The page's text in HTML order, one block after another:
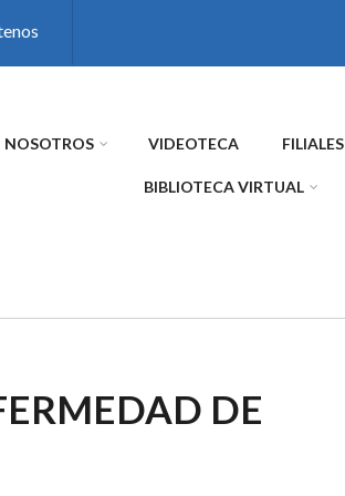
NOSOTROS VIDEOTECA FILIALES
BIBLIOTECA VIRTUAL
DE